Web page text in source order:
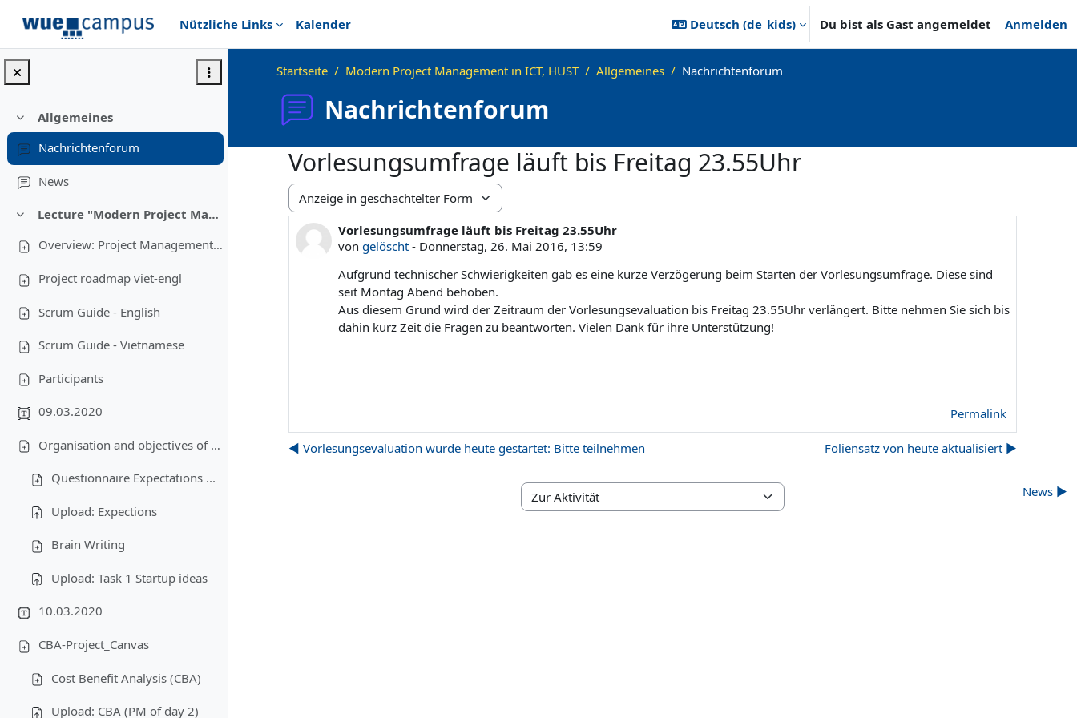
Nützliche Links
Kalender Deutsch ‎(de_kids)‎ Du bist als Gast angemeldet Anmelden
Einklappen
Allgemeines
Nachrichtenforum
News
Einklappen
Lecture "Modern Project Management in ICT", HUST, Hanoi, 2023
Overview: Project Management in Vietnam
Project roadmap viet-engl
Scrum Guide - English
Scrum Guide - Vietnamese
Participants
09.03.2020
Organisation and objectives of the lecture-Business plan-Creativity
Questionnaire Expectations ...
Upload: Expections
Brain Writing
Upload: Task 1 Startup ideas
10.03.2020
CBA-Project_Canvas
Cost Benefit Analysis (CBA)
Upload: CBA (PM of day 2)
Startseite Modern Project Management in ICT, HUST Allgemeines Nachrichtenforum
Nachrichtenforum
Vorlesungsumfrage läuft bis Freitag 23.55Uhr
Anzeigemodus
Vorlesungsumfrage läuft bis Freitag 23.55Uhr
von gelöscht - Donnerstag, 26. Mai 2016, 13:59
Anzahl Antworten: 0
Aufgrund technischer Schwierigkeiten gab es eine kurze Verzögerung beim Starten der Vorlesungsumfrage. Diese sind
seit Montag Abend behoben.
Aus diesem Grund wird der Zeitraum der Vorlesungsevaluation bis Freitag 23.55Uhr verlängert. Bitte nehmen Sie sich bis
dahin kurz Zeit die Fragen zu beantworten. Vielen Dank für ihre Unterstützung!
Permalink
◀︎ Vorlesungsevaluation wurde heute gestartet: Bitte teilnehmen Foliensatz von heute aktualisiert ▶︎
Zur Aktivität
News ▶︎